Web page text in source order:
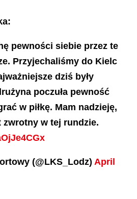
pewności siebie przez te
Przyjechaliśmy do Kielc
dziś były
poczuła pewność
w piłkę. Mam nadzieję,
zwrotny w tej rundzie.
(@LKS_Lodz) April